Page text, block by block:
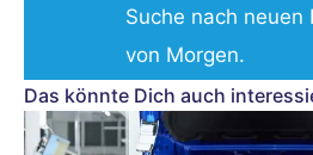
Suche nach
von Morgen.
Das könnte Dich auch